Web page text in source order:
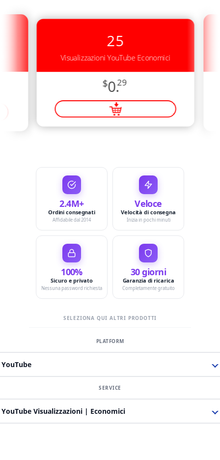
25
Visualizzazioni YouTube Economici
$0.29
2.4M+
Ordini consegnati
Affidabile dal 2014
Veloce
Velocità di consegna
Inizia in pochi minuti
100%
Sicuro e privato
Nessuna password richiesta
30 giorni
Garanzia di ricarica
Completamente gratuito
SELEZIONA QUI ALTRI PRODOTTI
YouTube
YouTube Visualizzazioni | Economici